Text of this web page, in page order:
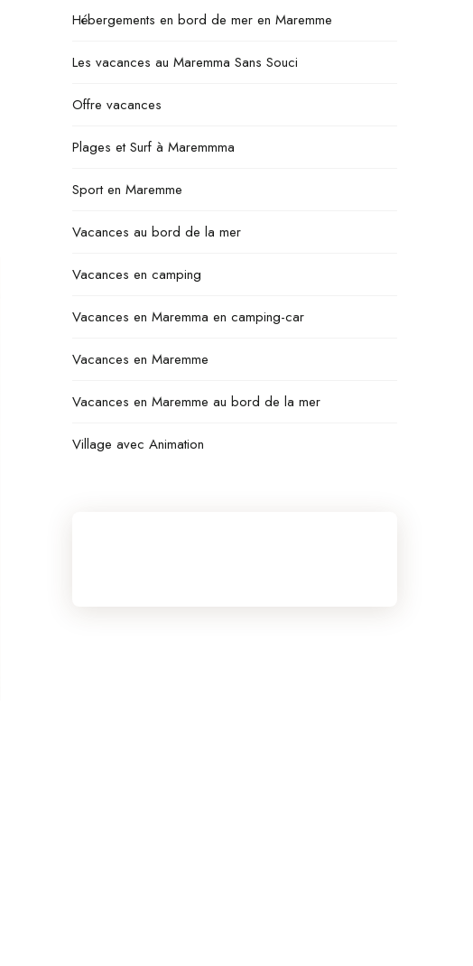
Hébergements en bord de mer en Maremme
Les vacances au Maremma Sans Souci
Offre vacances
Plages et Surf à Maremmma
Sport en Maremme
Vacances au bord de la mer
Vacances en camping
Vacances en Maremma en camping-car
Vacances en Maremme
Vacances en Maremme au bord de la mer
Village avec Animation